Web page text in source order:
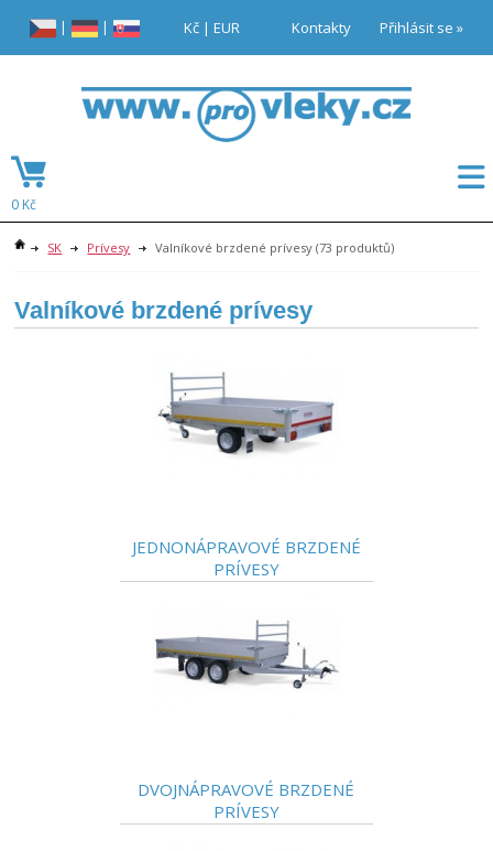
SK Prívesy Valníkové brzdené prívesy (73 produktů)
Valníkové brzdené prívesy
JEDNONÁPRAVOVÉ BRZDENÉ
PRÍVESY
DVOJNÁPRAVOVÉ BRZDENÉ
PRÍVESY
Přihlásit se »
Kontakty
Kč |EUR
| |
0 Kč